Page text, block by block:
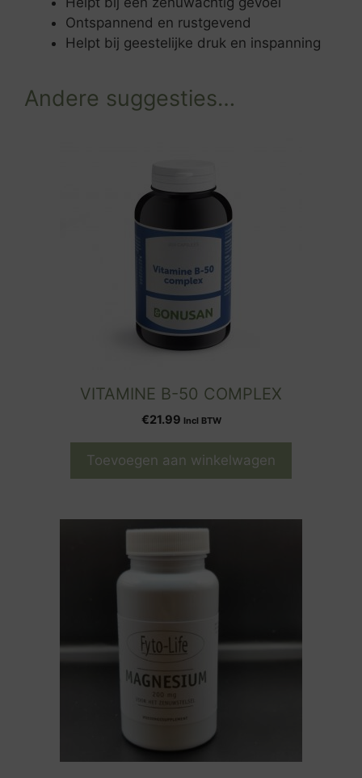
Ontspannend en rustgevend
Helpt bij geestelijke druk en inspanning
Andere suggesties…
VITAMINE B-50 COMPLEX
€21.99 Incl BTW
Toevoegen aan winkelwagen